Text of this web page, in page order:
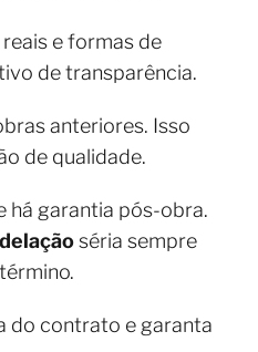
e formas de
de transparência.
anteriores. Isso
de qualidade.
há garantia pós-obra.
séria sempre
do contrato e garanta